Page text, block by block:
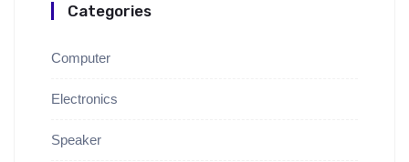
Categories
Computer
Electronics
Speaker